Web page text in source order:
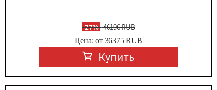
-27%46196 RUB
Цена: от 36375 RUB
Купить